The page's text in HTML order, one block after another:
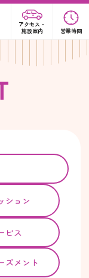
アクセス・
施設案内
営業時間
ション
ビス
ズメント